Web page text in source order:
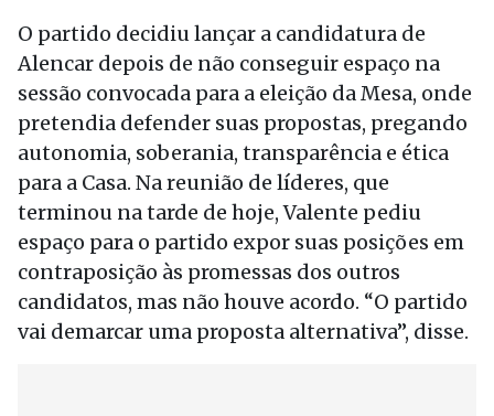
O partido decidiu lançar a candidatura de
Alencar depois de não conseguir espaço na
sessão convocada para a eleição da Mesa, onde
pretendia defender suas propostas, pregando
autonomia, soberania, transparência e ética
para a Casa. Na reunião de líderes, que
terminou na tarde de hoje, Valente pediu
espaço para o partido expor suas posições em
contraposição às promessas dos outros
candidatos, mas não houve acordo. “O partido
vai demarcar uma proposta alternativa”, disse.